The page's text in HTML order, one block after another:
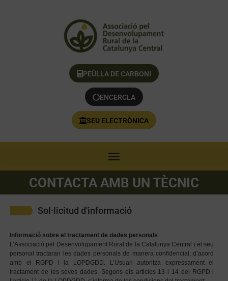
PEÜLLA DE CARBONI
ENCERCLA
SEU ELECTRÒNICA
CONTACTA AMB UN TÈCNIC
Sol·licitud d'informació
Informació sobre el tractament de dades personals
L’Associació pel Desenvolupament Rural de la Catalunya Central i el seu
personal tractaran les dades personals de manera confidencial, d’acord
amb el RGPD i la LOPDGDD. L’Usuari autoritza expressament el
tractament de les seves dades. Segons els articles 13 i 14 del RGPD i